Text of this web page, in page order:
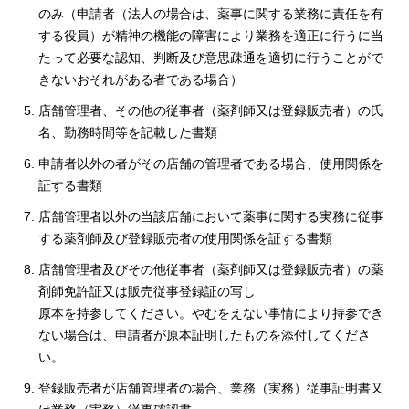
のみ（申請者（法人の場合は、薬事に関する業務に責任を有
する役員）が精神の機能の障害により業務を適正に行うに当
たって必要な認知、判断及び意思疎通を適切に行うことがで
きないおそれがある者である場合）
店舗管理者、その他の従事者（薬剤師又は登録販売者）の氏
名、勤務時間等を記載した書類
申請者以外の者がその店舗の管理者である場合、使用関係を
証する書類
店舗管理者以外の当該店舗において薬事に関する実務に従事
する薬剤師及び登録販売者の使用関係を証する書類
店舗管理者及びその他従事者（薬剤師又は登録販売者）の薬
剤師免許証又は販売従事登録証の写し
原本を持参してください。やむをえない事情により持参でき
ない場合は、申請者が原本証明したものを添付してくださ
い。
登録販売者が店舗管理者の場合、業務（実務）従事証明書又